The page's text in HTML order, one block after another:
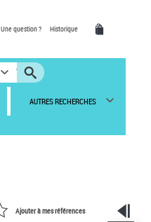
Une question ? Historique
AUTRES RECHERCHES
Ajouter à mes références